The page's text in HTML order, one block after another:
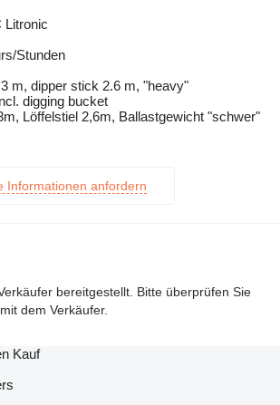
Litronic
Stunden
m, dipper stick 2.6 m, "heavy"
digging bucket
Löffelstiel 2,6m, Ballastgewicht "schwer"
Informationen anfordern
bereitgestellt. Bitte überprüfen Sie
dem Verkäufer.
Kauf